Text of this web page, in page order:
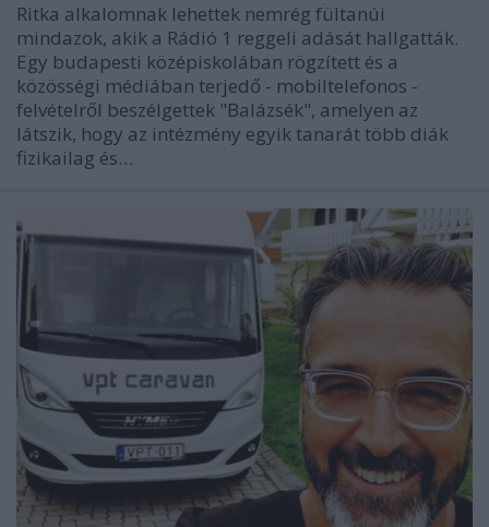
Ritka alkalomnak lehettek nemrég fültanúi
mindazok, akik a Rádió 1 reggeli adását hallgatták.
Egy budapesti középiskolában rögzített és a
közösségi médiában terjedő - mobiltelefonos -
felvételről beszélgettek "Balázsék", amelyen az
látszik, hogy az intézmény egyik tanarát több diák
fizikailag és…